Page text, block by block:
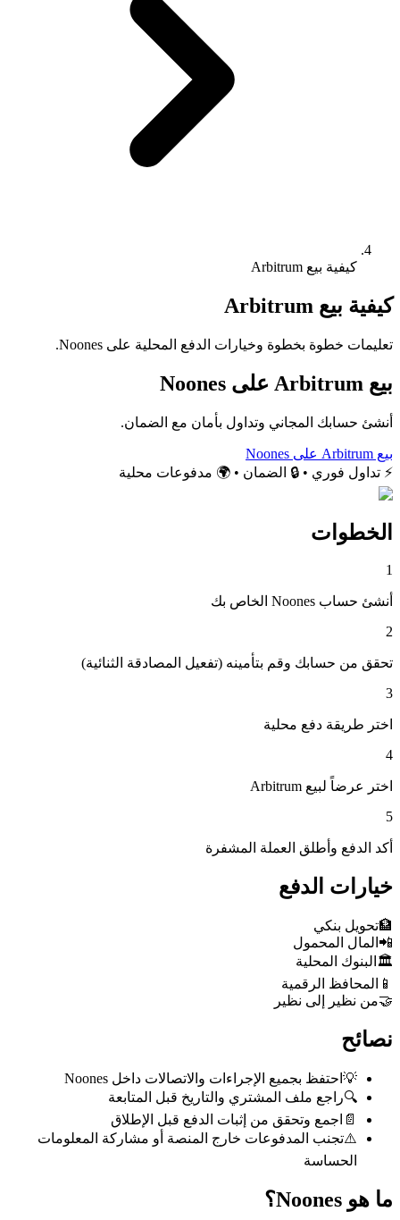
كيفية بيع Arbitrum
كيفية بيع Arbitrum
تعليمات خطوة بخطوة وخيارات الدفع المحلية على Noones.
بيع Arbitrum على Noones
أنشئ حسابك المجاني وتداول بأمان مع الضمان.
بيع Arbitrum على Noones
⚡ تداول فوري • 🔒 الضمان • 🌍 مدفوعات محلية
الخطوات
1
أنشئ حساب Noones الخاص بك
2
تحقق من حسابك وقم بتأمينه (تفعيل المصادقة الثنائية)
3
اختر طريقة دفع محلية
4
اختر عرضاً لبيع Arbitrum
5
أكد الدفع وأطلق العملة المشفرة
خيارات الدفع
🏦تحويل بنكي
📲 المال المحمول
🏛️ البنوك المحلية
📱 المحافظ الرقمية
🤝من نظير إلى نظير
نصائح
💡 احتفظ بجميع الإجراءات والاتصالات داخل Noones
🔍راجع ملف المشتري والتاريخ قبل المتابعة
📄 اجمع وتحقق من إثبات الدفع قبل الإطلاق
⚠️تجنب المدفوعات خارج المنصة أو مشاركة المعلومات
الحساسة
ما هو Noones؟